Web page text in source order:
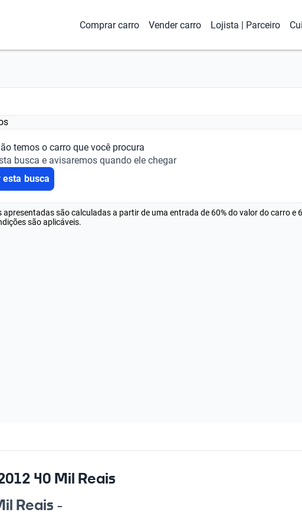
Comprar carro Vender carro Lojista | Parceiro
temos o carro que você procura
busca e avisaremos quando ele chegar
esta busca
apresentadas são calculadas a partir de uma entrada de 60% do valor do carro e
são aplicáveis.
40 Mil Reais
Reais -